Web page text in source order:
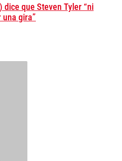
que Steven Tyler “ni
gira”